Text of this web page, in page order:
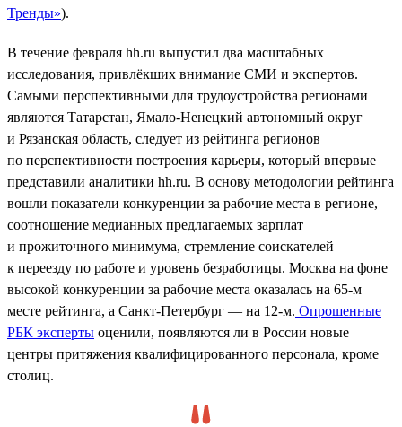
Тренды»).
В течение февраля hh.ru выпустил два масштабных
исследования, привлёкших внимание СМИ и экспертов.
Самыми перспективными для трудоустройства регионами
являются Татарстан, Ямало-Ненецкий автономный округ
и Рязанская область, следует из рейтинга регионов
по перспективности построения карьеры, который впервые
представили аналитики hh.ru. В основу методологии рейтинга
вошли показатели конкуренции за рабочие места в регионе,
соотношение медианных предлагаемых зарплат
и прожиточного минимума, стремление соискателей
к переезду по работе и уровень безработицы. Москва на фоне
высокой конкуренции за рабочие места оказалась на 65-м
месте рейтинга, а Санкт-Петербург — на 12-м. Опрошенные
РБК эксперты оценили, появляются ли в России новые
центры притяжения квалифицированного персонала, кроме
столиц.